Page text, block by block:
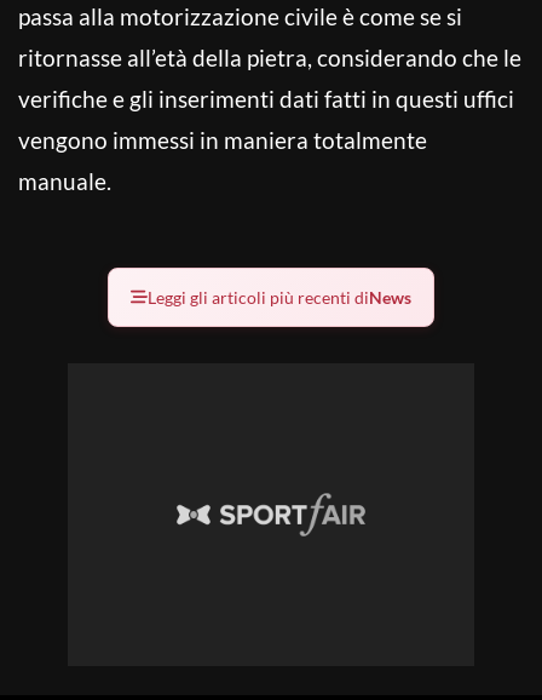
passa alla motorizzazione civile è come se si
ritornasse all’età della pietra, considerando che le
verifiche e gli inserimenti dati fatti in questi uffici
vengono immessi in maniera totalmente
manuale.
Leggi gli articoli più recenti diNews